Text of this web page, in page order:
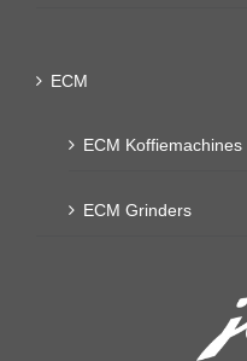
ECM
ECM Koffiemachines
ECM Grinders